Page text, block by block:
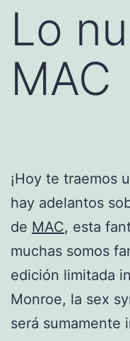
Lo
MAC
¡Hoy te traemos
hay adelantos
de MAC, esta
muchas somos
edición limitada
Monroe, la sex
será sumamente